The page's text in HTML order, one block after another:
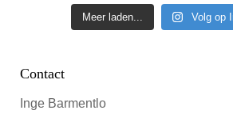
Meer laden... Volg op
Contact
Inge Barmentlo